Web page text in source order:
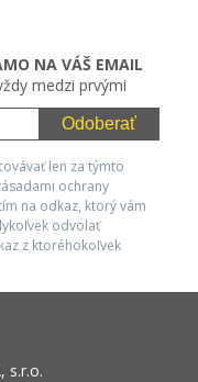
NA VÁŠ EMAIL
medzi prvými
Odoberať
len za týmto
ochrany
na odkaz, ktorý vám
odvolať
z ktoréhokoľvek
s.r.o.